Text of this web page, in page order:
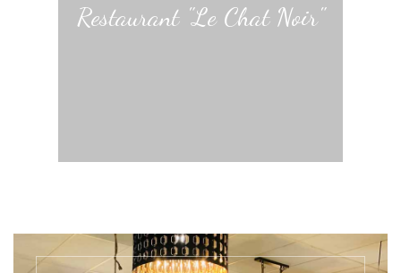
Restaurant "Le Chat Noir"